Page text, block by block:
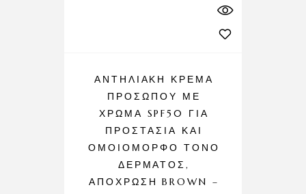
ΑΝΤΗΛΙΑΚΉ ΚΡΈΜΑ
ΠΡΟΣΏΠΟΥ ΜΕ
ΧΡΏΜΑ SPF50 ΓΙΑ
ΠΡΟΣΤΑΣΊΑ ΚΑΙ
ΟΜΟΙΌΜΟΡΦΟ ΤΌΝΟ
ΔΈΡΜΑΤΟΣ,
ΑΠΌΧΡΩΣΗ BROWN –